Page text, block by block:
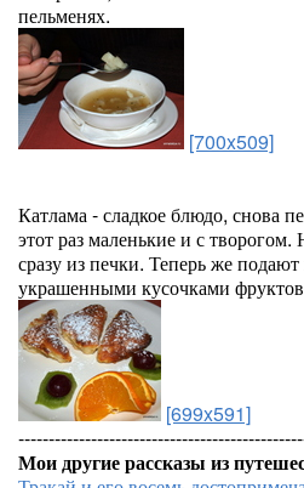
пельменях.
[700x509]
Катлама - сладкое блюдо, снова
этот раз маленькие и с
сразу из печки. Теперь же
украшенными кусочками
[699x591]
Мои другие рассказы из